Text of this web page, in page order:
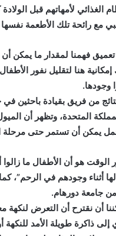
الغذائي لأمهاتهم قبل
مع رائحة تلك الأطعمة
تعميق فهمنا لمقدار ما يمكن
إمكانية هنا لتقليل نفور
وجودها.
من فريق بقيادة باحثين
المتحدة، وتظهر أن
يمكن أن تستمر حتى مرحلة
الوقت هو أن الأطفال ما زالوا
أثناء وجودهم في الرحم”،
من جامعة دورهام.
أن نقترح أن التعرض لنكهة
ذاكرة طويلة الأمد للنكهة